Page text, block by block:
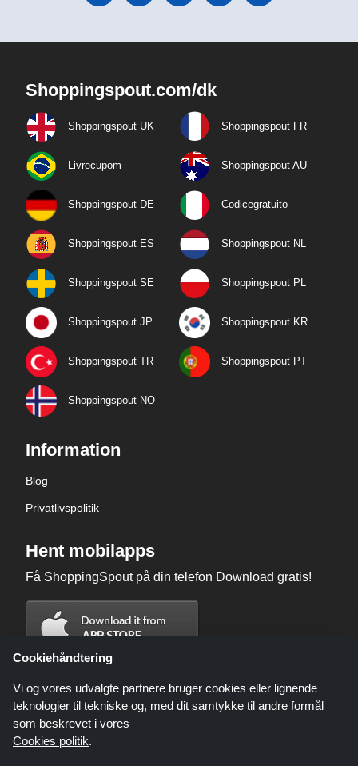
Shoppingspout.com/dk
Shoppingspout UK Shoppingspout FR
Livrecupom Shoppingspout AU
Shoppingspout DE Codicegratuito
Shoppingspout ES Shoppingspout NL
Shoppingspout SE Shoppingspout PL
Shoppingspout JP Shoppingspout KR
Shoppingspout TR Shoppingspout PT
Shoppingspout NO
Information
Blog
Privatlivspolitik
Hent mobilapps
Få ShoppingSpout på din telefon Download gratis!
Cookiehåndtering
Vi og vores udvalgte partnere bruger cookies eller lignende
teknologier til tekniske og, med dit samtykke til andre formål
som beskrevet i vores
Cookies politik.